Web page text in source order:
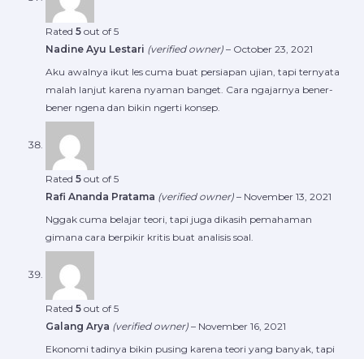
Rated 5 out of 5
Nadine Ayu Lestari (verified owner) – October 23, 2021
Aku awalnya ikut les cuma buat persiapan ujian, tapi ternyata
malah lanjut karena nyaman banget. Cara ngajarnya bener-
bener ngena dan bikin ngerti konsep.
Rated 5 out of 5
Rafi Ananda Pratama (verified owner) – November 13, 2021
Nggak cuma belajar teori, tapi juga dikasih pemahaman
gimana cara berpikir kritis buat analisis soal.
Rated 5 out of 5
Galang Arya (verified owner) – November 16, 2021
Ekonomi tadinya bikin pusing karena teori yang banyak, tapi